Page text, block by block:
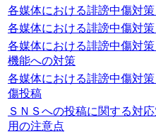
各媒体における誹謗中傷対
各媒体における誹謗中傷対
各媒体における誹謗中傷対
機能への対策
各媒体における誹謗中傷対
傷投稿
ＳＮＳへの投稿に関する対
用の注意点